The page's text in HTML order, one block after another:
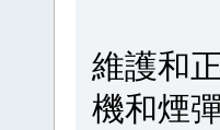
維護和
機和煙